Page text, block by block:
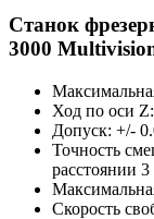
Станок
3000
Ход по оси
Допуск: +/-
Точность
расстоянии 3
Скорость